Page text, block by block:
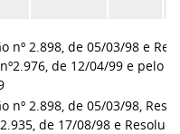
nº 2.898, de 05/03/98 e
de 12/04/99 e pelo
2.898, de 05/03/98,
de 17/08/98 e